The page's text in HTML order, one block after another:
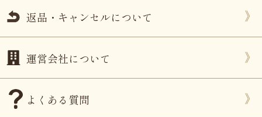
返品・キャンセルについて
運営会社について
よくある質問